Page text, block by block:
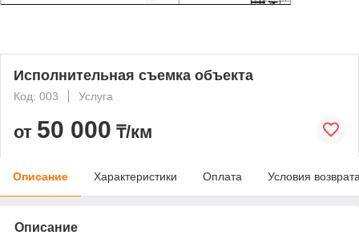
Исполнительная съемка объекта
Код: 003 Услуга
от 50 000 ₸/км
Описание Характеристики Оплата Условия
Описание